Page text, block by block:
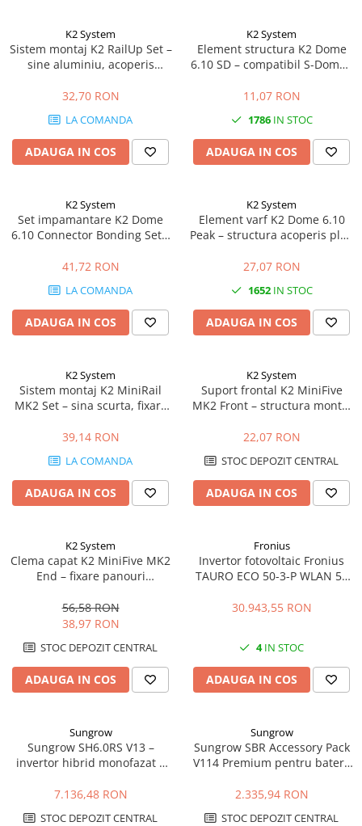
K2 System
Sistem montaj K2 RailUp Set –
sine aluminiu, acoperis
fotovoltaice
32,70 RON
LA COMANDA
ADAUGA IN COS
K2 System
Element structura K2 Dome
6.10 SD – compatibil S-Dome /
11,07 RON
1786IN STOC
ADAUGA IN COS
K2 System
Set impamantare K2 Dome
6.10 Connector Bonding Set –
6
41,72 RON
LA COMANDA
ADAUGA IN COS
K2 System
Element varf K2 Dome 6.10
Peak – structura acoperis plat,
27,07 RON
1652IN STOC
ADAUGA IN COS
K2 System
Sistem montaj K2 MiniRail
MK2 Set – sina scurta, fixare
panouri
39,14 RON
LA COMANDA
ADAUGA IN COS
K2 System
Suport frontal K2 MiniFive
MK2 Front – structura montaj
22,07 RON
STOC DEPOZIT CENTRAL
ADAUGA IN COS
K2 System
Clema capat K2 MiniFive MK2
End – fixare panouri
MiniFive
56,58 RON
38,97 RON
STOC DEPOZIT CENTRAL
ADAUGA IN COS
Fronius
Invertor fotovoltaic Fronius
TAURO ECO 50-3-P WLAN 50
30.943,55 RON
4IN STOC
ADAUGA IN COS
Sungrow
Sungrow SH6.0RS V13 –
invertor hibrid monofazat 6
7.136,48 RON
STOC DEPOZIT CENTRAL
Sungrow
Sungrow SBR Accessory Pack
V114 Premium pentru baterii
2.335,94 RON
STOC DEPOZIT CENTRAL